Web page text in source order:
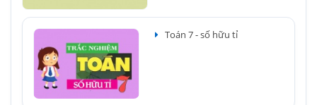
Toán 7 - số hữu tỉ